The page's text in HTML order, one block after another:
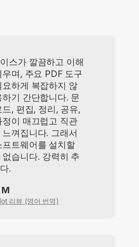
스가 깔끔하고 이해
우며, 주요 PDF 도구
요하게 복잡하지 않
하기 간단합니다. 문
드, 편집, 정리, 공유,
정이 매끄럽고 직관
느껴집니다. 그래서
프트웨어를 설치할
없습니다. 강력히 추
.
리뷰 (영어 번역)